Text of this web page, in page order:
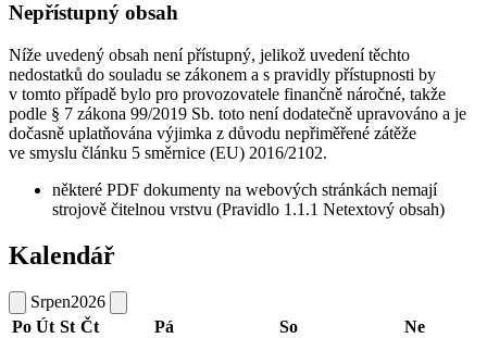
Nepřístupný obsah
Níže uvedený obsah není přístupný, jelikož uvedení těchto
nedostatků do souladu se zákonem a s pravidly přístupnosti by
v tomto případě bylo pro provozovatele finančně náročné, takže
podle § 7 zákona 99/2019 Sb. toto není dodatečně upravováno a je
dočasně uplatňována výjimka z důvodu nepřiměřené zátěže
ve smyslu článku 5 směrnice (EU) 2016/2102.
některé PDF dokumenty na webových stránkách nemají
strojově čitelnou vrstvu (Pravidlo 1.1.1 Netextový obsah)
Kalendář
Srpen2026
Po Út St Čt Pá So
Ne